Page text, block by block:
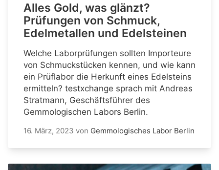
Alles Gold, was glänzt?
Prüfungen von Schmuck,
Edelmetallen und Edelsteinen
Welche Laborprüfungen sollten Importeure
von Schmuckstücken kennen, und wie kann
ein Prüflabor die Herkunft eines Edelsteins
ermitteln? testxchange sprach mit Andreas
Stratmann, Geschäftsführer des
Gemmologischen Labors Berlin.
16. März, 2023 von Gemmologisches Labor Berlin